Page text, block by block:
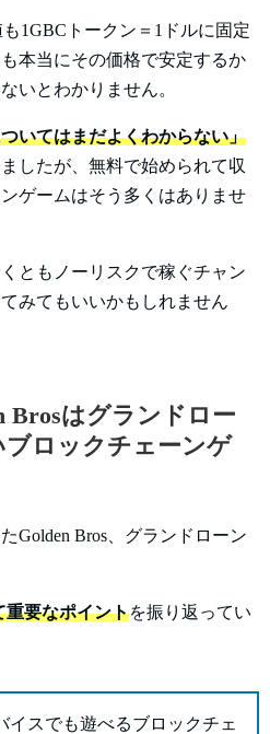
1GBCトークン＝1ドルに固定
本当にその価格で安定するか
いとわかりません。
いてはまだよくわからない」
したが、無料で始められて収
ゲームはそう多くはありませ
ともノーリスクで稼ぐチャン
みてもいいかもしれません
Brosはグランドロー
ロックチェーンゲ
Golden Bros、グランドローン
重要なポイントを振り返ってい
イスでも遊べるブロックチェ